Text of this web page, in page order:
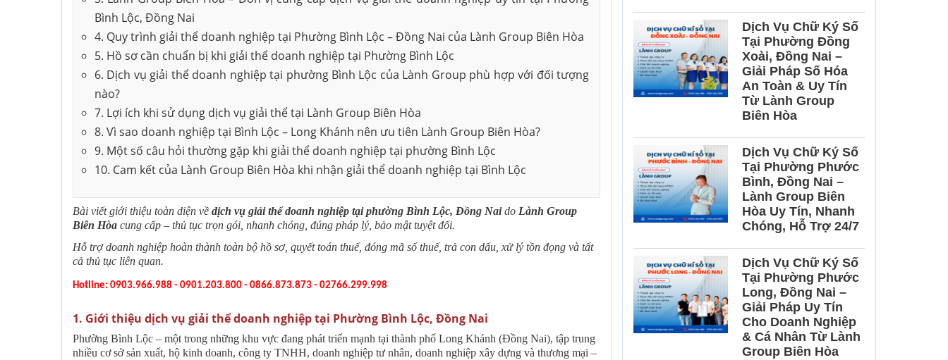
Khắc dấu công ty
Thành lập doanh nghiệp tư
nhân
Thành lập công ty tại Đồng Nai Thành lập hộ kinh doanh
Xin giấy phép con
Thay đổi nội dung đăng ký kinh
doanh
Thơ
Dịch vụ tư vấn kế toán tại Đồng
Nai
Bình Lộc, Đồng Nai
4. Quy trình giải thể doanh nghiệp tại Phường Bình Lộc – Đồng Nai của Lành Group Biên Hòa
5. Hồ sơ cần chuẩn bị khi giải thể doanh nghiệp tại Phường Bình Lộc
6. Dịch vụ giải thể doanh nghiệp tại phường Bình Lộc của Lành Group phù hợp với đối tượng
nào?
7. Lợi ích khi sử dụng dịch vụ giải thể tại Lành Group Biên Hòa
8. Vì sao doanh nghiệp tại Bình Lộc – Long Khánh nên ưu tiên Lành Group Biên Hòa?
9. Một số câu hỏi thường gặp khi giải thể doanh nghiệp tại phường Bình Lộc
10. Cam kết của Lành Group Biên Hòa khi nhận giải thể doanh nghiệp tại Bình Lộc
Bài viết giới thiệu toàn diện về dịch vụ giải thể doanh nghiệp tại phường Bình Lộc, Đồng Naido Lành Group
Biên Hòa cung cấp – thủ tục trọn gói, nhanh chóng, đúng pháp lý, bảo mật tuyệt đối.
Hỗ trợ doanh nghiệp hoàn thành toàn bộ hồ sơ, quyết toán thuế, đóng mã số thuế, trả con dấu, xử lý tồn đọng và tất
cả thủ tục liên quan.
Hotline: 0903.966.988 - 0901.203.800 - 0866.873.873 - 02766.299.998
1. Giới thiệu dịch vụ giải thể doanh nghiệp tại Phường Bình Lộc, Đồng Nai
Phường Bình Lộc – một trong những khu vực đang phát triển mạnh tại thành phố Long Khánh (Đồng Nai), tập trung
nhiều cơ sở sản xuất, hộ kinh doanh, công ty TNHH, doanh nghiệp tư nhân, doanh nghiệp xây dựng và thương mại –
Dịch Vụ Chữ Ký Số
Tại Phường Đồng
Xoài, Đồng Nai –
Giải Pháp Số Hóa
An Toàn & Uy Tín
Từ Lành Group
Biên Hòa
Dịch Vụ Chữ Ký Số
Tại Phường Phước
Bình, Đồng Nai –
Lành Group Biên
Hòa Uy Tín, Nhanh
Chóng, Hỗ Trợ 24/7
Dịch Vụ Chữ Ký Số
Tại Phường Phước
Long, Đồng Nai –
Giải Pháp Uy Tín
Cho Doanh Nghiệp
& Cá Nhân Từ Lành
Group Biên Hòa